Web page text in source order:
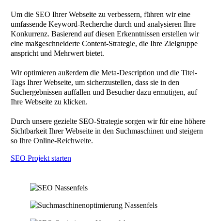
Um die SEO Ihrer Webseite zu verbessern, führen wir eine
umfassende Keyword-Recherche durch und analysieren Ihre
Konkurrenz. Basierend auf diesen Erkenntnissen erstellen wir
eine maßgeschneiderte Content-Strategie, die Ihre Zielgruppe
anspricht und Mehrwert bietet.
Wir optimieren außerdem die Meta-Description und die Titel-
Tags Ihrer Webseite, um sicherzustellen, dass sie in den
Suchergebnissen auffallen und Besucher dazu ermutigen, auf
Ihre Webseite zu klicken.
Durch unsere gezielte SEO-Strategie sorgen wir für eine höhere
Sichtbarkeit Ihrer Webseite in den Suchmaschinen und steigern
so Ihre Online-Reichweite.
SEO Projekt starten